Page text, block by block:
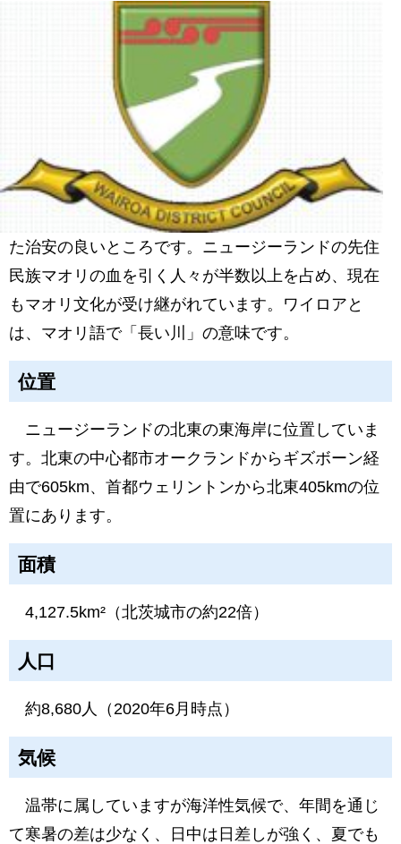
た治安の良いところです。ニュージーランドの先住
民族マオリの血を引く人々が半数以上を占め、現在
もマオリ文化が受け継がれています。ワイロアと
は、マオリ語で「長い川」の意味です。
位置
ニュージーランドの北東の東海岸に位置していま
す。北東の中心都市オークランドからギズボーン経
由で605km、首都ウェリントンから北東405kmの位
置にあります。
面積
4,127.5km²（北茨城市の約22倍）
人口
約8,680人（2020年6月時点）
気候
温帯に属していますが海洋性気候で、年間を通じ
て寒暑の差は少なく、日中は日差しが強く、夏でも